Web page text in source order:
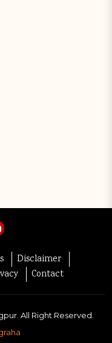
Disclaimer
Contact
All Right Reserved.